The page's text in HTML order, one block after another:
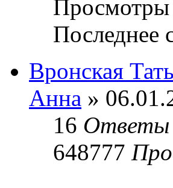
Просмотры
Последнее
Вронская
Анна »
16 Ответы
648777